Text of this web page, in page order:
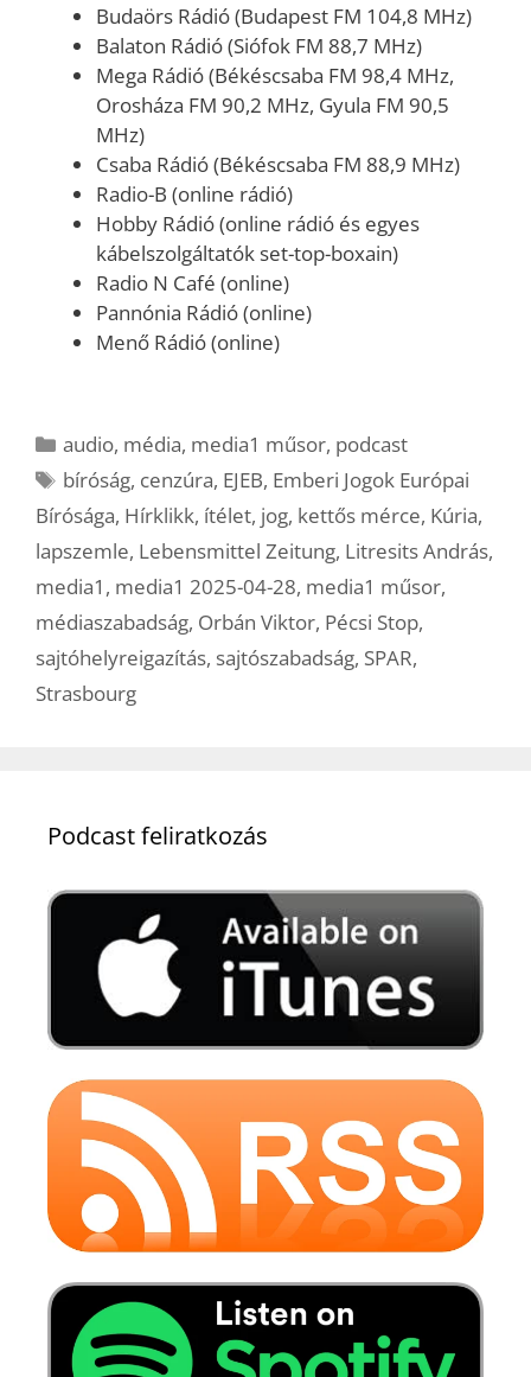
Budaörs Rádió (Budapest FM 104,8 MHz)
Balaton Rádió (Siófok FM 88,7 MHz)
Mega Rádió (Békéscsaba FM 98,4 MHz,
Orosháza FM 90,2 MHz, Gyula FM 90,5
MHz)
Csaba Rádió (Békéscsaba FM 88,9 MHz)
Radio-B (online rádió)
Hobby Rádió (online rádió és egyes
kábelszolgáltatók set-top-boxain)
Radio N Café (online)
Pannónia Rádió (online)
Menő Rádió (online)
Kategória
audio, média, media1 műsor, podcast
Címkék
bíróság, cenzúra, EJEB, Emberi Jogok Európai
Bírósága, Hírklikk, ítélet, jog, kettős mérce, Kúria,
lapszemle, Lebensmittel Zeitung, Litresits András,
media1 , media1 2025-04-28, media1 műsor,
médiaszabadság, Orbán Viktor, Pécsi Stop,
sajtóhelyreigazítás, sajtószabadság, SPAR,
Strasbourg
Podcast feliratkozás